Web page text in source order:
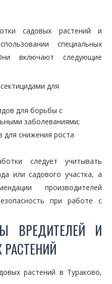
садовых растений и
специальных
включают следующие
для
для борьбы с
заболеваниями;
для снижения роста
следует учитывать
или садового участка, а
производителей
при работе с
ВРЕДИТЕЛЕЙ И
растений в Тураково,